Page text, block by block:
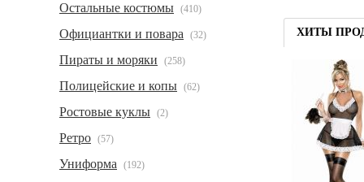
Остальные костюмы (410)
Официантки и повара (32)
Пираты и моряки (258)
Полицейские и копы (62)
Ростовые куклы (2)
Ретро (57)
Униформа (192)
ХИТЫ